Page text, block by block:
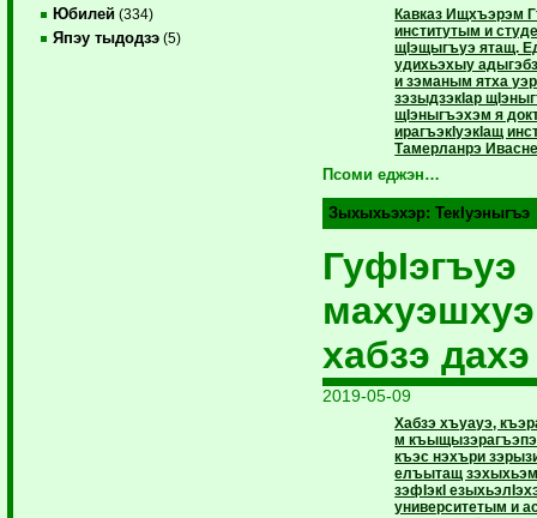
Юбилей (334)
Япэу тыдодзэ (5)
Кавказ Ищхъэрэм
институтым и
щIэщыгъуэ ятащ.
удихьэхыу
и зэманым ятха
зэзыдзэкIар
щIэныгъэхэм я
ирагъэкIуэкIащ
Тамерланрэ
Псоми еджэн…
Зыхыхьэхэр:ТекIуэныгъэ
ГуфIэгъуэ
хабзэ дахэ
2019-05-09
Хабзэ хъуауэ,
м
къэс нэхъри
елъытащ
зэфIэкI
университетым и